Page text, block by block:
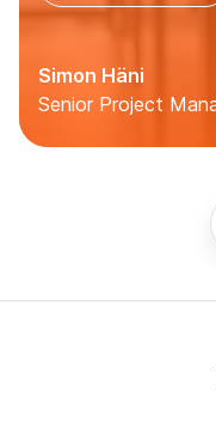
Joshua Meier
Responsabile del